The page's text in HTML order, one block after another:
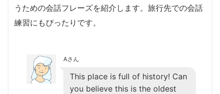
うための会話フレーズを紹介します。旅行先での会話
練習にもぴったりです。
Aさん
This place is full of history! Can
you believe this is the oldest